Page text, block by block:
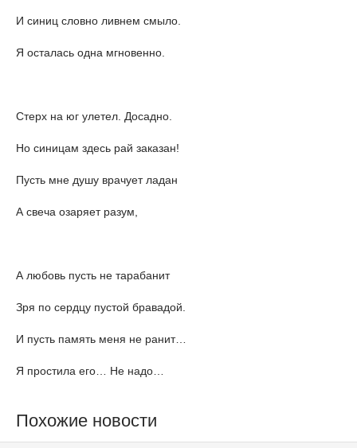
И синиц словно ливнем смыло.
Я осталась одна мгновенно.
Стерх на юг улетел. Досадно.
Но синицам здесь рай заказан!
Пусть мне душу врачует ладан
А свеча озаряет разум,
А любовь пусть не тарабанит
Зря по сердцу пустой бравадой.
И пусть память меня не ранит…
Я простила его… Не надо…
Похожие новости